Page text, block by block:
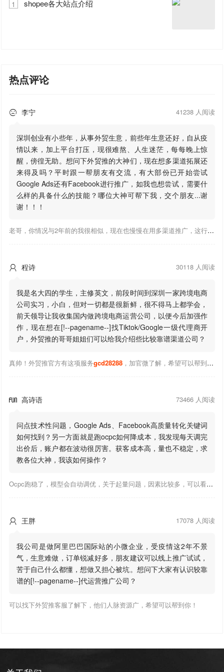
1 shopee各大站点介绍
热点评论
 李宁 41238 人阅读
深圳创业有小些年，从事外贸生意，前些年生意还好，自从疫
情以来，加上平台打压，现很难熬、人生迷茫，每每晚上惊
醒，傍徨无助。想问下外贸推的大神们，现在想多渠道拓展还
来得及吗？平时跟一帮朋友有交流，有大部份已开始尝试
Google Ads还有Facebook进行推广，如我也想尝试，需要什
么样的具备什么的技能？哪位大神可帮下我，交个朋友...谢
谢！！！
老哥，你情况与2年前的我很相似，现在也慢慢在用多渠道推广，这行有钱景，你有基础上手会比较快，不必担心。至于Google还是Facebook哪好上手，我是Google广告入手，现在迷上外贸推关注大神们的营销推广干货。有空你也可多泡下这站，真能学到不少东西；希望可以帮到你！
 程诗 30118 人阅读
我是名大四的学生，主修英文，前段时间到深圳一家跨境电商
公司实习，小白，但对一切都是很新鲜，很不得马上都学会，
前天领导让我收集国内做跨境电商运营公司，以便今后加强作
作，现在想在[!--pagename--]找Tiktok/Google一级代理商开
户，外贸推的哥哥姐姐们可以给我介绍些比较靠谱渠道公司？
真帅！外贸推官方有这项服务gcd28288，加官微了解，希望可以帮到你！
 高诗语 73466 人阅读
问点技术性问题，Google Ads、Facebook高质量转化关键词
如何找到？另一方面就是跑ocpc如何降成本，我发现每天调完
出价后，账户都在波动很厉害。获客成本高，量也不稳定，求
教各位大神，我该如何操作？
Ocpc跑稳了，模型会自动调优，关于起量问题，因素比较多，可以看下靠谱推大神出的干货文章，都是经验总结，应该可以找到对应解决。
 王胖 17078 人阅读
我公司是做阿里巴巴国际站的小微企业，受疫情这2年不景
气，生意难做，订单锐减好多，朋友建议可以线上推广试试，
苦于自己什么都懂，想做又担心被坑。想问下大家有认识较靠
谱的[!--pagename--]代运营推广公司？
可以找下外贸推客服了解下，他们人脉资源广，希望可以帮到你！